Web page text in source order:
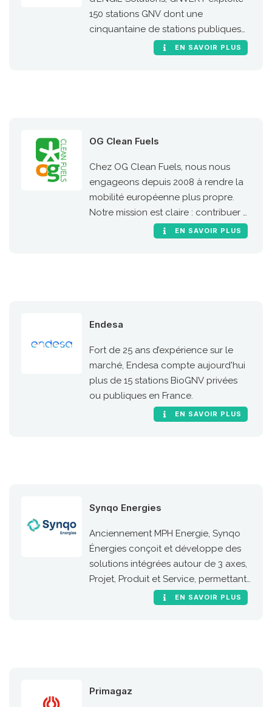
150 stations GNV dont une
cinquantaine de stations publiques
sur le territoire national.EN SAVOIR PLUS
OG Clean Fuels
Chez OG Clean Fuels, nous nous
engageons depuis 2008 à rendre la
mobilité européenne plus propre.
Notre mission est claire : contribuer à
une mobilité durable en Europe en
EN SAVOIR PLUS
Endesa
Fort de 25 ans d’expérience sur le
marché, Endesa compte aujourd'hui
plus de 15 stations BioGNV privées
ou publiques en France.
EN SAVOIR PLUS
Synqo Energies
Anciennement MPH Energie, Synqo
Énergies conçoit et développe des
solutions intégrées autour de 3 axes,
Projet, Produit et Service, permettant
à ses clients de l’industrie et de la
EN SAVOIR PLUS
Primagaz